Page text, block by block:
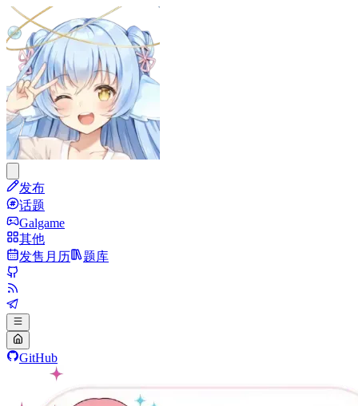
发布
话题
Galgame
其他
发售月历
题库
GitHub